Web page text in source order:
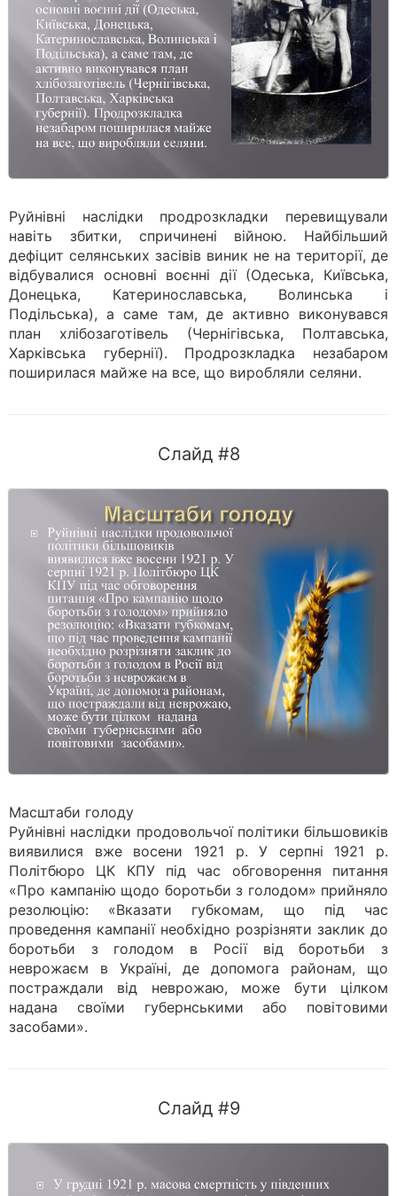
Руйнівні наслідки продрозкладки перевищували
навіть збитки, спричинені війною. Найбільший
дефіцит селянських засівів виник не на території, де
відбувалися основні воєнні дії (Одеська, Київська,
Донецька, Катеринославська, Волинська і
Подільська), а саме там, де активно виконувався
план хлібозаготівель (Чернігівська, Полтавська,
Харківська губернії). Продрозкладка незабаром
поширилася майже на все, що виробляли селяни.
Слайд #8
Масштаби голоду
Руйнівні наслідки продовольчої політики більшовиків
виявилися вже восени 1921 р. У серпні 1921 р.
Політбюро ЦК КПУ під час обговорення питання
«Про кампанію щодо боротьби з голодом» прийняло
резолюцію: «Вказати губкомам, що під час
проведення кампанії необхідно розрізняти заклик до
боротьби з голодом в Росії від боротьби з
неврожаєм в Україні, де допомога районам, що
постраждали від неврожаю, може бути цілком
надана своїми губернськими або повітовими
засобами».
Слайд #9